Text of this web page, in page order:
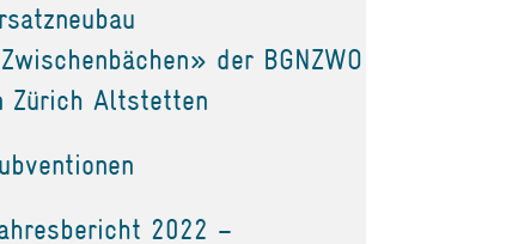
der BGNZWO
Zürich Altstetten
2022 –